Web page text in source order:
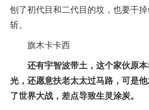
刨了初代目和二代目的坟，也要干掉
斩。
旗木卡卡西
还有宇智波带土，这个家伙原
光，还愿意扶老太太过马路，可是
了世界大战，差点导致生灵涂炭。